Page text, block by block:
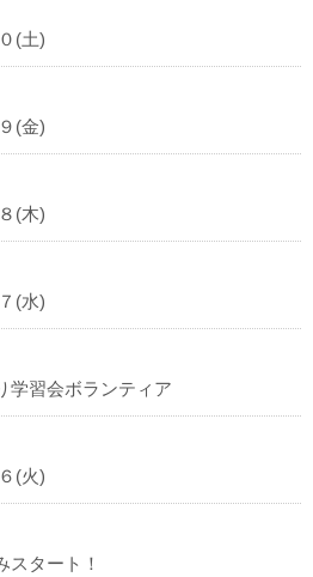
(土)
(金)
(木)
(水)
学習会ボランティア
(火)
スタート！